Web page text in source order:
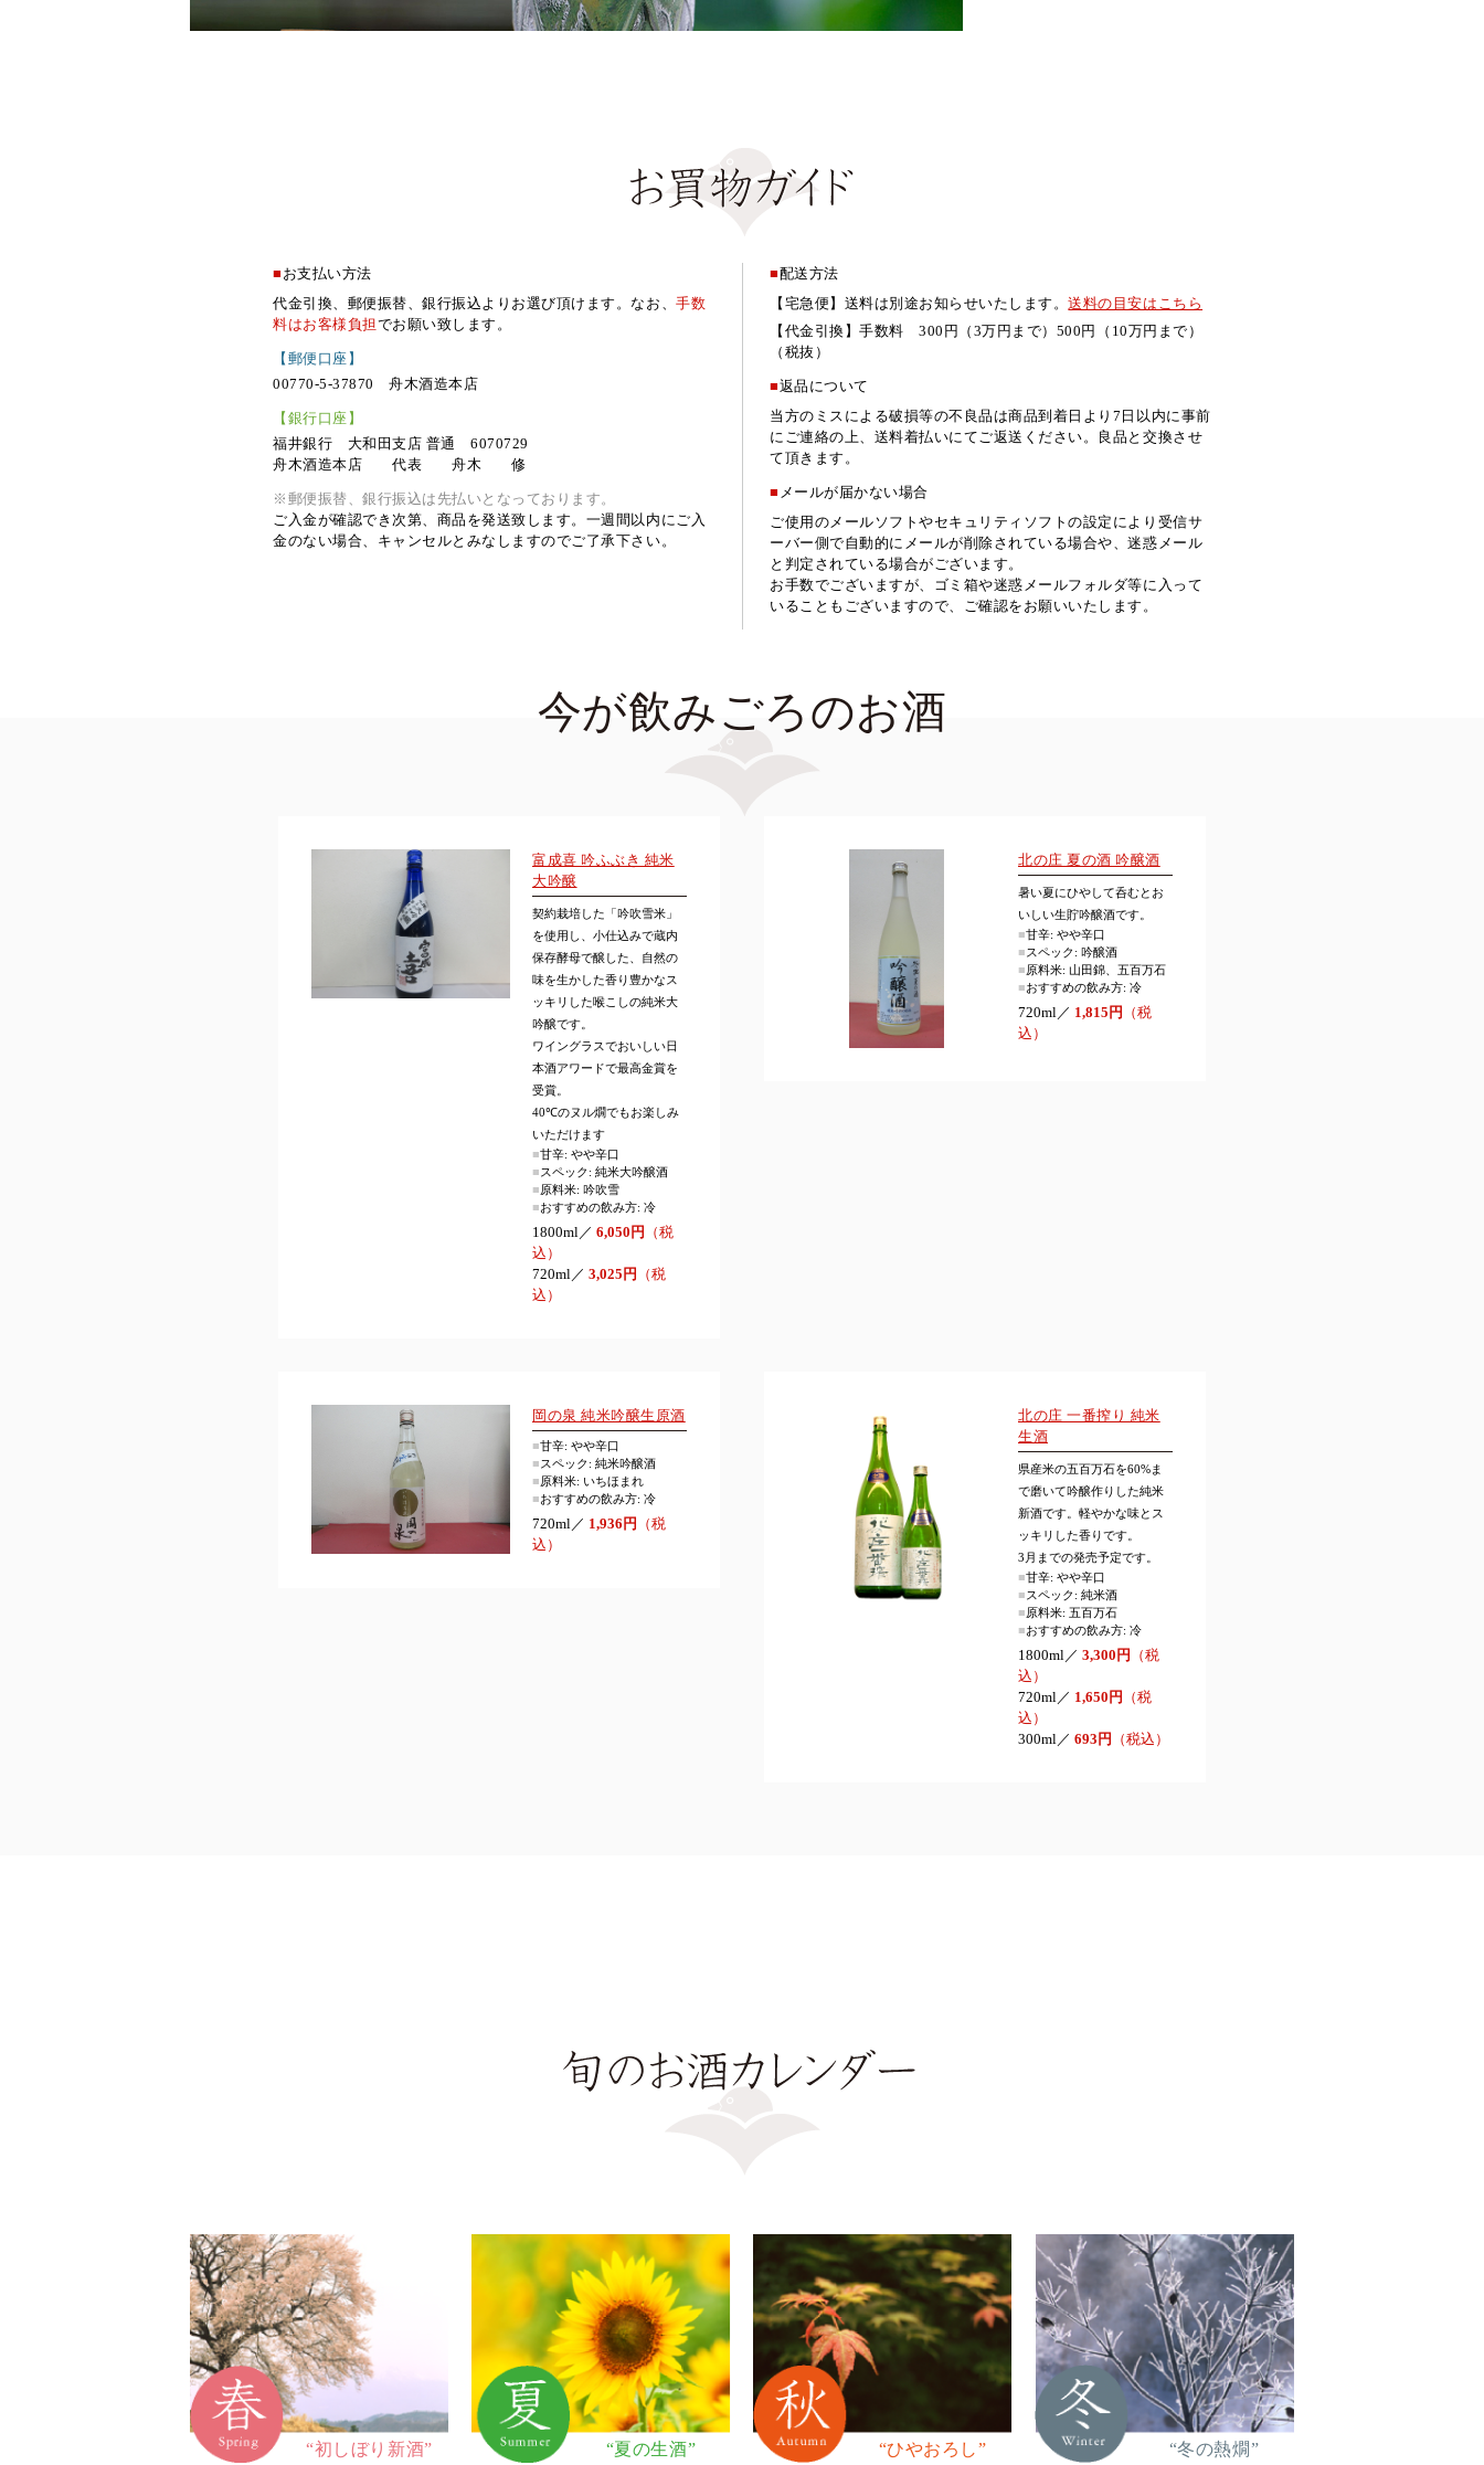
■ お支払い方法
代金引換、郵便振替、銀行振込よりお選び頂けます。なお、手数
料はお客様負担でお願い致します。
【郵便口座】
00770-5-37870 舟木酒造本店
【銀行口座】
福井銀行 大和田支店 普通 6070729
舟木酒造本店 代表 舟木 修
※郵便振替、銀行振込は先払いとなっております。
ご入金が確認でき次第、商品を発送致します。一週間以内にご入
金のない場合、キャンセルとみなしますのでご了承下さい。
■配送方法
【宅急便】送料は別途お知らせいたします。送料の目安はこちら
【代金引換】手数料 300円（3万円まで）500円（10万円まで）
（税抜）
■返品について
当方のミスによる破損等の不良品は商品到着日より7日以内に事前
にご連絡の上、送料着払いにてご返送ください。良品と交換させ
て頂きます。
■ メールが届かない場合
ご使用のメールソフトやセキュリティソフトの設定により受信サ
ーバー側で自動的にメールが削除されている場合や、迷惑メール
と判定されている場合がございます。
お手数でございますが、ゴミ箱や迷惑メールフォルダ等に入って
いることもございますので、ご確認をお願いいたします。
今が飲みごろのお酒
富成喜 吟ふぶき 純米
大吟醸
契約栽培した「吟吹雪米」
を使用し、小仕込みで蔵内
保存酵母で醸した、自然の
味を生かした香り豊かなス
ッキリした喉こしの純米大
吟醸です。
ワイングラスでおいしい日
本酒アワードで最高金賞を
受賞。
40℃のヌル燗でもお楽しみ
いただけます
■甘辛: やや辛口
■スペック: 純米大吟醸酒
■原料米: 吟吹雪
■おすすめの飲み方: 冷
1800ml／ 6,050円
（税
込）
720ml／ 3,025円
（税
込）
北の庄 夏の酒 吟醸酒
暑い夏にひやして呑むとお
いしい生貯吟醸酒です。
■甘辛: やや辛口
■スペック: 吟醸酒
■原料米: 山田錦、五百万石
■おすすめの飲み方: 冷
720ml／ 1,815円
（税
込）
岡の泉 純米吟醸生原酒
■甘辛: やや辛口
■スペック: 純米吟醸酒
■原料米: いちほまれ
■おすすめの飲み方: 冷
720ml／ 1,936円
（税
込）
北の庄 一番搾り 純米
生酒
県産米の五百万石を60%ま
で磨いて吟醸作りした純米
新酒です。軽やかな味とス
ッキリした香りです。
3月までの発売予定です。
■甘辛: やや辛口
■スペック: 純米酒
■原料米: 五百万石
■おすすめの飲み方: 冷
1800ml／ 3,300円
（税
込）
720ml／ 1,650円
（税
込）
300ml／ 693円 （税込）
“初しぼり新酒” “夏の生酒” “ひやおろし” “冬の熱燗”